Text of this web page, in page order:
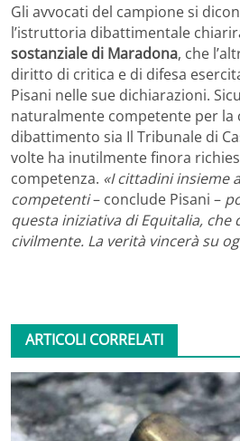
Gli avvocati del campione si
l’istruttoria dibattimentale
sostanziale di Maradona, che
diritto di critica e di difesa
Pisani nelle sue dichiarazioni.
naturalmente competente per la
dibattimento sia Il Tribunale di
volte ha inutilmente finora
competenza. «I cittadini insieme
competenti– conclude Pisani –
questa iniziativa di Equitalia, che
civilmente. La verità vincerà su
ARTICOLI CORRELATI